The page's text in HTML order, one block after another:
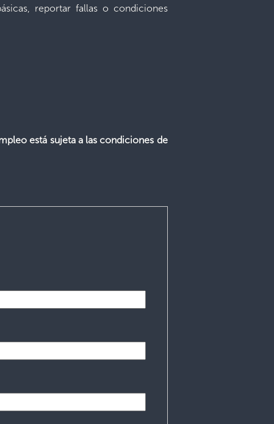
reportar fallas o condiciones
está sujeta a las condiciones de